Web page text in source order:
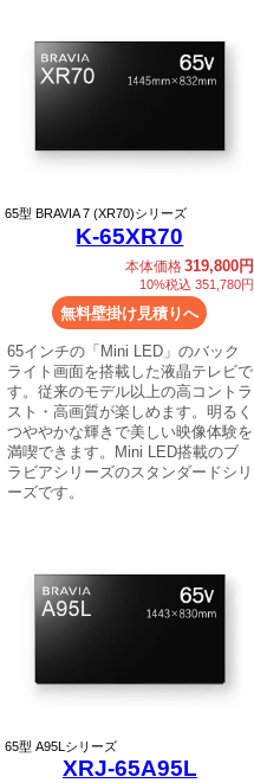
65型 BRAVIA 7 (XR70)シリーズ
K-65XR70
本体価格319,800円
10%税込 351,780円
無料壁掛け見積りへ
65インチの「Mini LED」のバック
ライト画面を搭載した液晶テレビで
す。従来のモデル以上の高コントラ
スト・高画質が楽しめます。明るく
つややかな輝きで美しい映像体験を
満喫できます。Mini LED搭載のブ
ラビアシリーズのスタンダードシリ
ーズです。
65型 A95Lシリーズ
XRJ-65A95L